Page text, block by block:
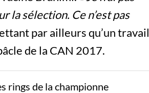
la sélection. Ce n’est pas
par ailleurs qu’un travail
de la CAN 2017.
rings de la championne